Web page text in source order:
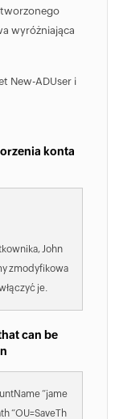
wyróżniająca
New-ADUser i
konta
John
zmodyfikowa
je.
can be
“jame
“OU=SaveTh